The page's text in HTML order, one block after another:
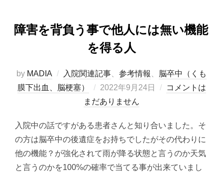
障害を背負う事で他人には無い機能
を得る人
by MADIA 入院関連記事 参考情報
脳卒中（くも
膜下出血、脳梗塞）
投
稿
2022年9月24日
コメントは
まだありません
入院中の話ですがある患者さんと知り合いました。そ
の方は脳卒中の後遺症をお持ちでしたがその代わりに
他の機能？が強化されて雨が降る状態と言うのか天気
と言うのかを100%の確率で当てる事が出来ていまし